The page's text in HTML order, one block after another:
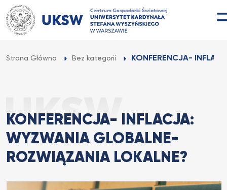
Przejdź
do
treści
Strona Główna Bez kategorii KONFERENCJA-
KONFERENCJA- INFLACJA:
WYZWANIA GLOBALNE-
ROZWIĄZANIA LOKALNE?